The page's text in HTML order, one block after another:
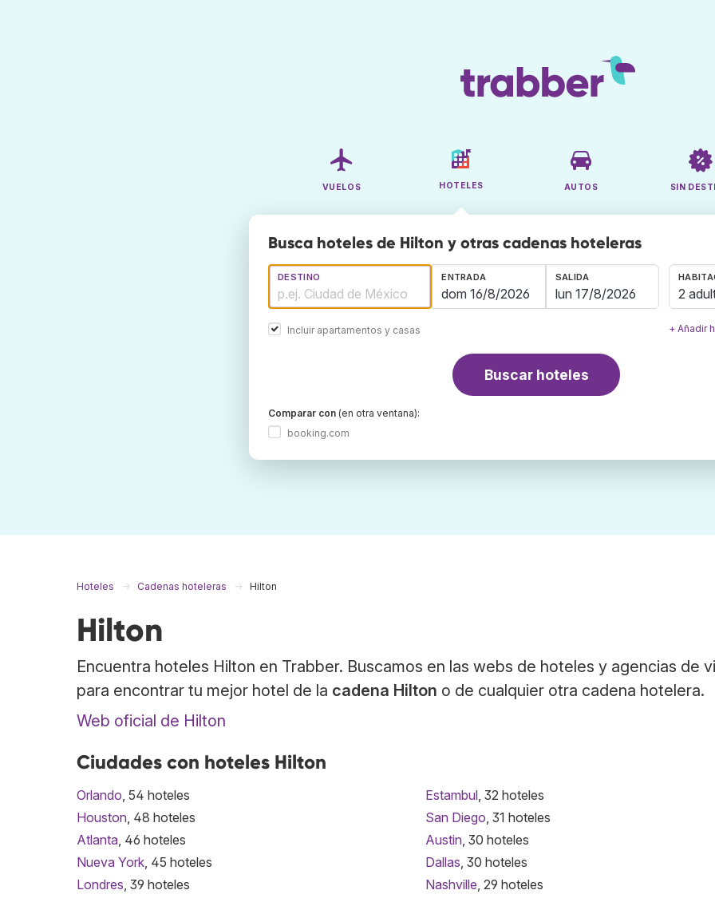
VUELOS HOTELES AUTOS SIN
Busca hoteles de Hilton y otras cadenas hoteleras
DESTINO
Incluir apartamentos y casas
ENTRADA SALIDA
2
+ Añadir
Buscar hoteles
Comparar con (en otra ventana):
booking.com
Hoteles Cadenas hoteleras Hilton
Hilton
Encuentra hoteles Hilton en Trabber. Buscamos en las webs de hoteles y agencias de
para encontrar tu mejor hotel de la cadena Hilton o de cualquier otra cadena hotelera.
Web oficial de Hilton
Ciudades con hoteles Hilton
Orlando, 54 hoteles
Houston, 48 hoteles
Atlanta, 46 hoteles
Nueva York, 45 hoteles
Londres, 39 hoteles
Estambul, 32 hoteles
San Diego, 31 hoteles
Austin, 30 hoteles
Dallas, 30 hoteles
Nashville, 29 hoteles